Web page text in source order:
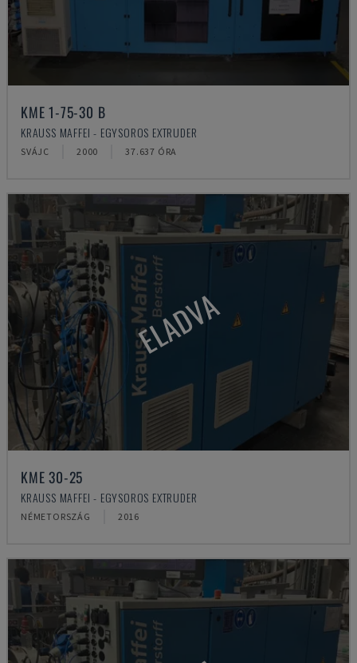
KME 1-75-30 B
KRAUSS MAFFEI - EGYSOROS EXTRUDER
SVÁJC 2000 37.637 ÓRA
ELADVA
KME 30-25
KRAUSS MAFFEI - EGYSOROS EXTRUDER
NÉMETORSZÁG 2016